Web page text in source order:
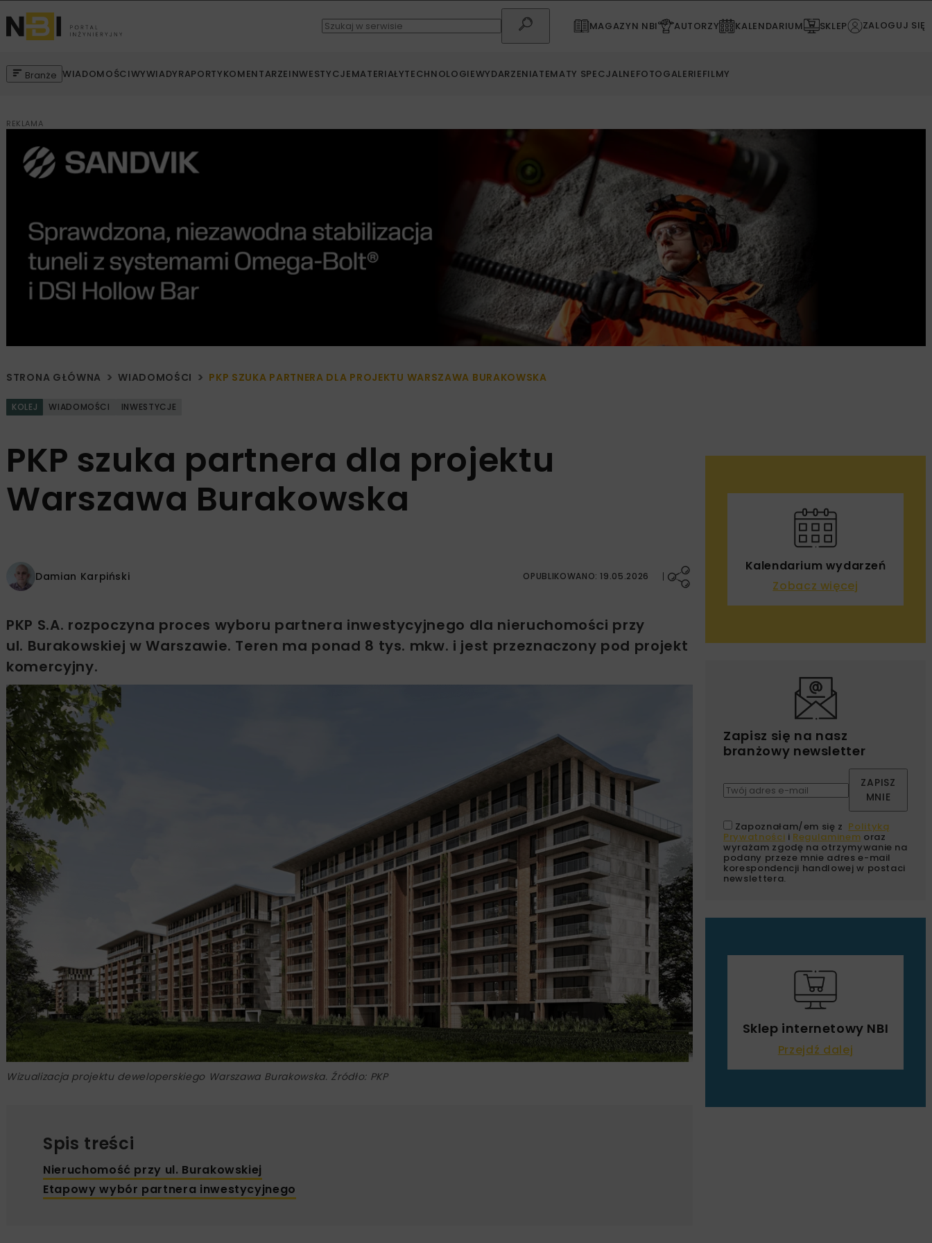
MAGAZYN NBI AUTORZY KALENDARIUM SKLEP ZALOGUJ SIĘ
Branże WIADOMOŚCIWYWIADYRAPORTYKOMENTARZEINWESTYCJEMATERIAŁYTECHNOLOGIEWYDARZENIATEMATY SPECJALNEFOTOGALERIEFILMY
REKLAMA
STRONA GŁÓWNA WIADOMOŚCI PKP SZUKA PARTNERA DLA PROJEKTU WARSZAWA BURAKOWSKA
KOLEJ WIADOMOŚCI INWESTYCJE
PKP szuka partnera dla projektu
Warszawa Burakowska
Damian Karpiński OPUBLIKOWANO: 19.05.2026
PKP S.A. rozpoczyna proces wyboru partnera inwestycyjnego dla nieruchomości przy
ul. Burakowskiej w Warszawie. Teren ma ponad 8 tys. mkw. i jest przeznaczony pod projekt
komercyjny.
Wizualizacja projektu deweloperskiego Warszawa Burakowska. Źródło: PKP
Spis treści
Nieruchomość przy ul. Burakowskiej
Etapowy wybór partnera inwestycyjnego
Kalendarium wydarzeń
Zobacz więcej
Zapisz się na nasz
branżowy newsletter
ZAPISZ
MNIE
Zapoznałam/em się z Polityką
Prywatności i Regulaminem oraz
wyrażam zgodę na otrzymywanie na
podany przeze mnie adres e-mail
korespondencji handlowej w postaci
newslettera.
Sklep internetowy NBI
Przejdź dalej